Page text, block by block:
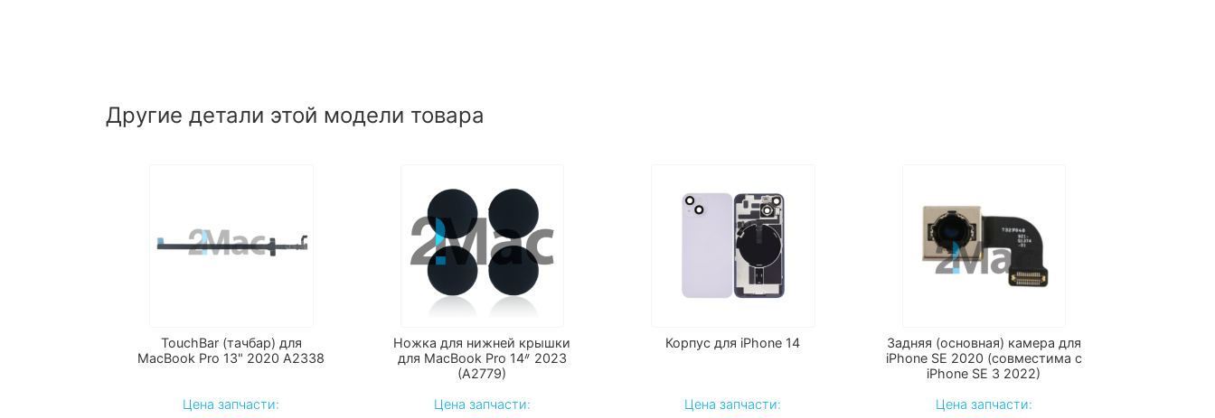
Другие детали этой модели товара
TouchBar (тачбар) для
MacBook Pro 13" 2020 А2338
Цена запчасти:
Ножка для нижней крышки
для MacBook Pro 14ᐥ 2023
(А2779)
Цена запчасти:
Корпус для iPhone 14
Цена запчасти:
Задняя (основная) камера для
iPhone SE 2020 (совместима с
iPhone SE 3 2022)
Цена запчасти: